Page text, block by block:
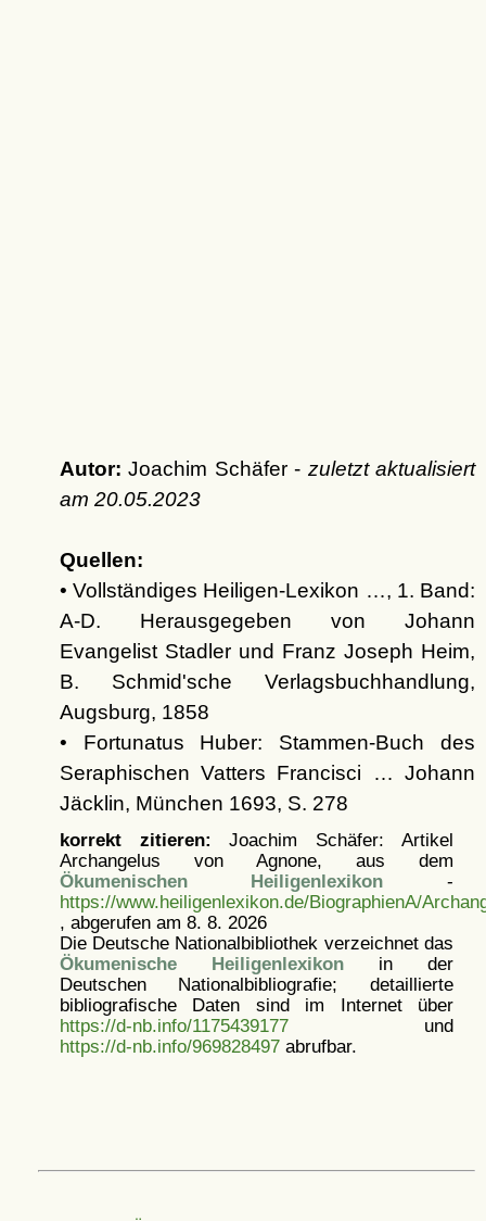
Autor: Joachim Schäfer - zuletzt aktualisiert
am 20.05.2023
Quellen:
• Vollständiges Heiligen-Lexikon …, 1. Band:
A-D. Herausgegeben von Johann
Evangelist Stadler und Franz Joseph Heim,
B. Schmid'sche Verlagsbuchhandlung,
Augsburg, 1858
• Fortunatus Huber: Stammen-Buch des
Seraphischen Vatters Francisci … Johann
Jäcklin, München 1693, S. 278
korrekt zitieren: Joachim Schäfer: Artikel
Archangelus von Agnone, aus dem
Ökumenischen Heiligenlexikon -
https://www.heiligenlexikon.de/BiographienA/
, abgerufen am 8. 8. 2026
Die Deutsche Nationalbibliothek verzeichnet das
Ökumenische Heiligenlexikonin der
Deutschen Nationalbibliografie; detaillierte
bibliografische Daten sind im Internet über
https://d-nb.info/1175439177und
https://d-nb.info/969828497abrufbar.